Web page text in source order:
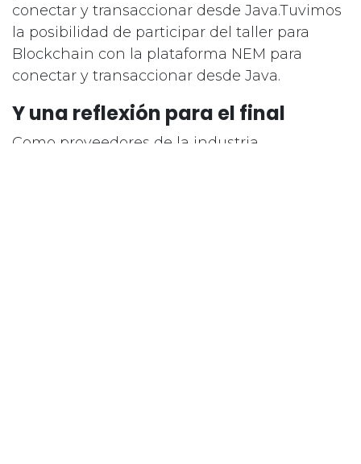
conectar y transaccionar desde Java.Tuvimos
la posibilidad de participar del taller para
Blockchain con la plataforma NEM para
conectar y transaccionar desde Java.
Y una reflexión para el final
Como proveedores de la industria